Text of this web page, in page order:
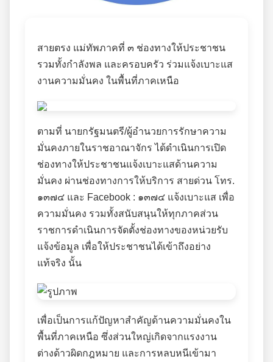
สายตรง แม่ทัพภาคที่ ๓ ช่องทางให้ประชาชน
รวมทั้งกำลังพล และครอบครัว ร่วมแจ้งเบาะแส
งานความมั่นคง ในพื้นที่ภาคเหนือ
ตามที่ นายกรัฐมนตรี/ผู้อำนวยการรักษาความ
มั่นคงภายในราชอาณาจักร ได้ดำเนินการเปิด
ช่องทางให้ประชาชนแจ้งเบาะแสด้านความ
มั่นคง ผ่านช่องทางการให้บริการ สายด่วน โทร.
๑๓๗๔ และ Facebook : ๑๓๗๔ แจ้งเบาะแส เพื่อ
ความมั่นคง รวมทั้งสนับสนุนให้ทุกภาคส่วน
ราชการดำเนินการจัดตั้งช่องทางของหน่วยรับ
แจ้งข้อมูล เพื่อให้ประชาชนได้เข้าถึงอย่าง
แท้จริง นั้น
เพื่อเป็นการแก้ปัญหาสำคัญด้านความมั่นคงใน
พื้นที่ภาคเหนือ ซึ่งส่วนใหญ่เกิดจากแรงงาน
ต่างด้าวผิดกฎหมาย และการหลบหนีเข้ามา